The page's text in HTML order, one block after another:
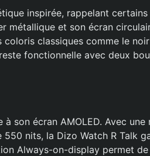
inspirée, rappelant
métallique et son écran
classiques comme le
fonctionnelle avec deux
son écran AMOLED. Avec
nits, la Dizo Watch R Talk
Always-on-display permet